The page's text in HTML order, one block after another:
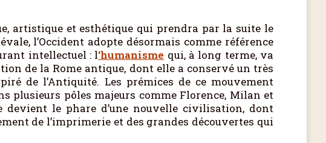
artistique et esthétique qui prendra par la suite le
l’Occident adopte désormais comme référence
intellectuel : l‘humanisme qui, à long terme, va
de la Rome antique, dont elle a conservé un très
de l’Antiquité. Les prémices de ce mouvement
plusieurs pôles majeurs comme Florence, Milan et
devient le phare d’une nouvelle civilisation, dont
de l’imprimerie et des grandes découvertes qui